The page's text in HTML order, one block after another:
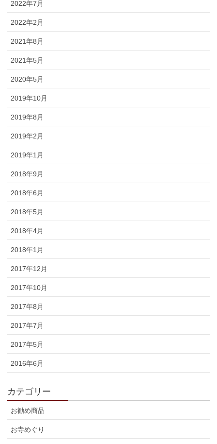
2022年7月
2022年2月
2021年8月
2021年5月
2020年5月
2019年10月
2019年8月
2019年2月
2019年1月
2018年9月
2018年6月
2018年5月
2018年4月
2018年1月
2017年12月
2017年10月
2017年8月
2017年7月
2017年5月
2016年6月
カテゴリー
お勧め商品
お寺めぐり